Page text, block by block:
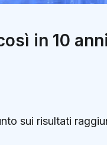
in 10
sui risultati